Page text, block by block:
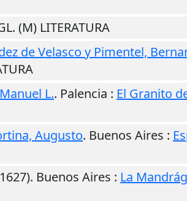
(M) LITERATURA
de Velasco y Pimentel,
L.. Palencia : El Granito
Augusto. Buenos Aires :
Buenos Aires : La